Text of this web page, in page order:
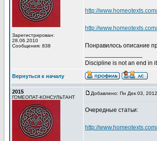
Зарегистрирован:
28.06.2010
Сообщения: 838
http://
http://
Понравилось описание
Discipline is not an end in
Вернуться к началу
2015
ГОМЕОПАТ-КОНСУЛЬТАНТ
Добавлено: Пн Дек 03,
Очередные статьи:
http://